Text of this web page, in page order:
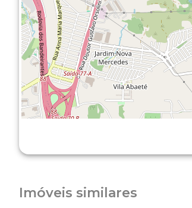
Imóveis similares